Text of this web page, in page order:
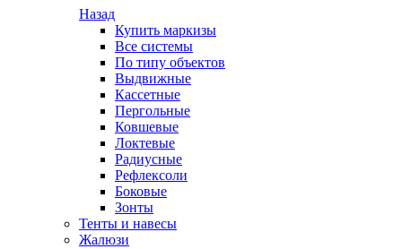
Назад
Купить маркизы
Все системы
По типу объектов
Выдвижные
Кассетные
Пергольные
Ковшевые
Локтевые
Радиусные
Рефлексоли
Боковые
Зонты
Тенты и навесы
Жалюзи